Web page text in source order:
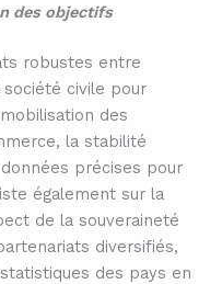
des objectifs
robustes entre
civile pour
des
la stabilité
précises pour
également sur la
de la souveraineté
diversifiés,
des pays en